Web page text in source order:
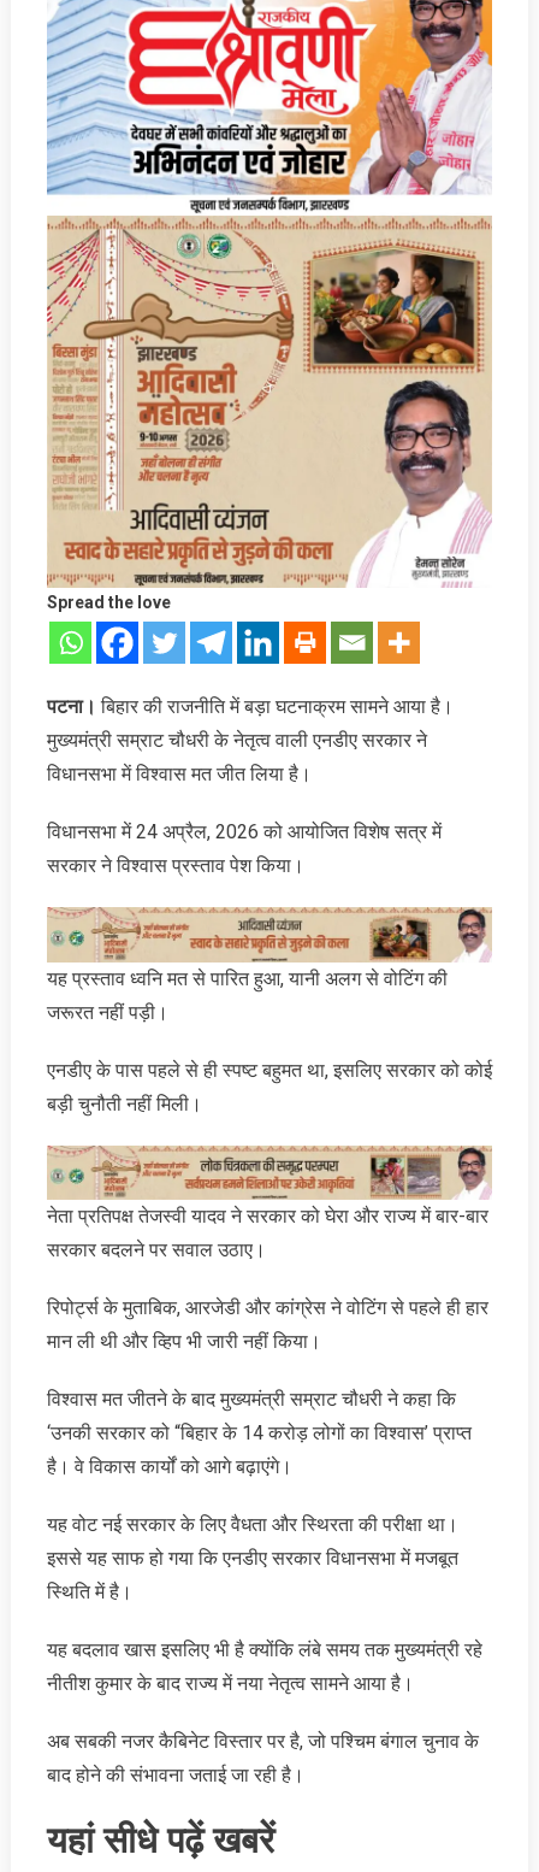
Spread the love
पटना। बिहार की राजनीति में बड़ा घटनाक्रम सामने आया है।
मुख्यमंत्री सम्राट चौधरी के नेतृत्व वाली एनडीए सरकार ने
विधानसभा में विश्वास मत जीत लिया है।
विधानसभा में 24 अप्रैल, 2026 को आयोजित विशेष सत्र में
सरकार ने विश्वास प्रस्ताव पेश किया।
यह प्रस्ताव ध्वनि मत से पारित हुआ, यानी अलग से वोटिंग की
जरूरत नहीं पड़ी।
एनडीए के पास पहले से ही स्पष्ट बहुमत था, इसलिए सरकार को कोई
बड़ी चुनौती नहीं मिली।
नेता प्रतिपक्ष तेजस्वी यादव ने सरकार को घेरा और राज्य में बार-बार
सरकार बदलने पर सवाल उठाए।
रिपोर्ट्स के मुताबिक, आरजेडी और कांग्रेस ने वोटिंग से पहले ही हार
मान ली थी और व्हिप भी जारी नहीं किया।
विश्वास मत जीतने के बाद मुख्यमंत्री सम्राट चौधरी ने कहा कि
‘उनकी सरकार को “बिहार के 14 करोड़ लोगों का विश्वास’ प्राप्त
है। वे विकास कार्यों को आगे बढ़ाएंगे।
यह वोट नई सरकार के लिए वैधता और स्थिरता की परीक्षा था।
इससे यह साफ हो गया कि एनडीए सरकार विधानसभा में मजबूत
स्थिति में है।
यह बदलाव खास इसलिए भी है क्योंकि लंबे समय तक मुख्यमंत्री रहे
नीतीश कुमार के बाद राज्य में नया नेतृत्व सामने आया है।
अब सबकी नजर कैबिनेट विस्तार पर है, जो पश्चिम बंगाल चुनाव के
बाद होने की संभावना जताई जा रही है।
यहां सीधे पढ़ें खबरें